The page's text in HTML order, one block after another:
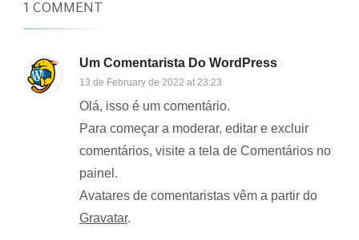
1 COMMENT
Um Comentarista Do WordPress
13 de February de 2022 at 23:23
Olá, isso é um comentário.
Para começar a moderar, editar e excluir
comentários, visite a tela de Comentários no
painel.
Avatares de comentaristas vêm a partir do
Gravatar.